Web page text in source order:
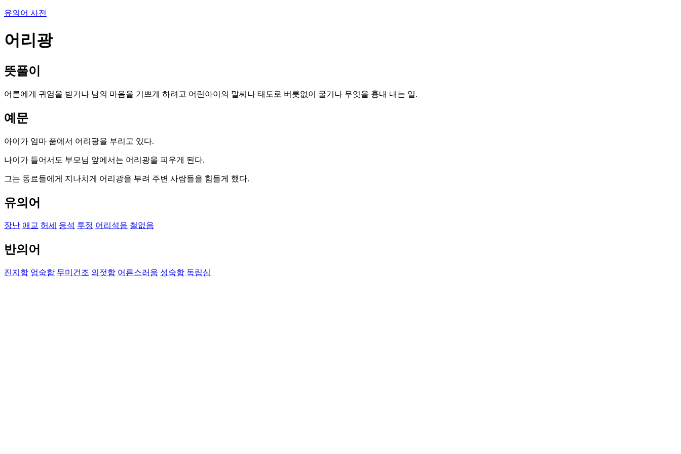
유의어 사전
어리광
뜻풀이
어른에게 귀염을 받거나 남의 마음을 기쁘게 하려고 어린아이의 말씨나 태도로 버릇없이 굴거나 무엇을 흉내 내는 일.
예문
아이가 엄마 품에서 어리광을 부리고 있다.
나이가 들어서도 부모님 앞에서는 어리광을 피우게 된다.
그는 동료들에게 지나치게 어리광을 부려 주변 사람들을 힘들게 했다.
유의어
장난 애교 허세 응석 투정 어리석음 철없음
반의어
진지함 엄숙함 무미건조 의젓함 어른스러움 성숙함 독립심